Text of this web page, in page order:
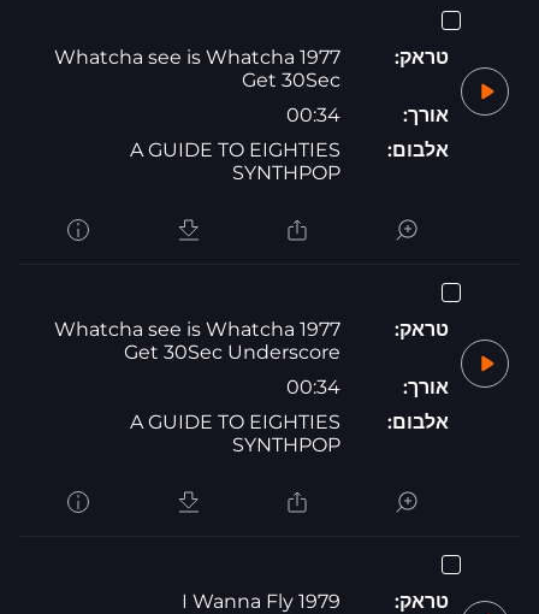
טראק:
1977 Whatcha see is Whatcha
Get 30Sec
אורך:
00:34
אלבום:
A GUIDE TO EIGHTIES
SYNTHPOP
טראק:
1977 Whatcha see is Whatcha
Get 30Sec Underscore
אורך:
00:34
אלבום:
A GUIDE TO EIGHTIES
SYNTHPOP
טראק:
1979 I Wanna Fly